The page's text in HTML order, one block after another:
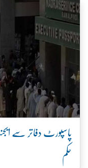
پاسپورٹ دفاتر سے
حکم